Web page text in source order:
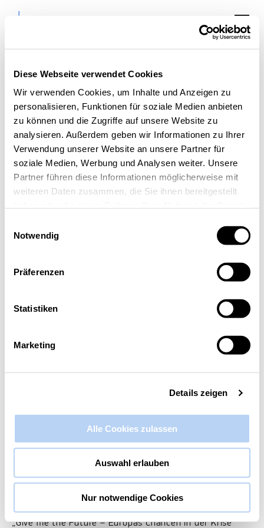
Diese Webseite verwendet Cookies
Wir verwenden Cookies, um Inhalte und Anzeigen zu
personalisieren, Funktionen für soziale Medien anbieten
zu können und die Zugriffe auf unsere Website zu
analysieren. Außerdem geben wir Informationen zu Ihrer
Verwendung unserer Website an unsere Partner für
soziale Medien, Werbung und Analysen weiter. Unsere
Partner führen diese Informationen möglicherweise mit
weiteren Daten zusammen, die Sie ihnen bereitgestellt
Notwendig
Präferenzen
Statistiken
Marketing
Details zeigen
Alle Cookies zulassen
Auswahl erlauben
Nur notwendige Cookies
digitalSUMMIT Aachen
2025 mit Prof. Marcel
Fratzscher
digitalSUMMIT Aachen 2025 mit
Prof. Marcel Fratzscher
„Give me the Future – Europas Chancen in der Krise“